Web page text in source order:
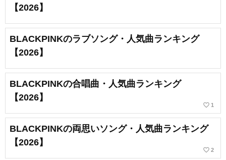
【2026】
BLACKPINKのラブソング・人気曲ランキング
【2026】
BLACKPINKの合唱曲・人気曲ランキング
【2026】
favorite_border 1
BLACKPINKの両思いソング・人気曲ランキング
【2026】
favorite_border 2